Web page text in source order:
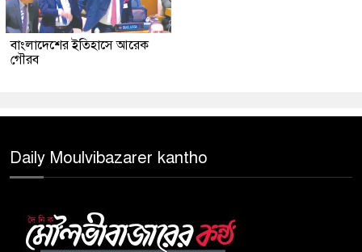
বাংলাদেশের ইতিহাসে আরেক
গৌরব
Daily Moulvibazarer kantho